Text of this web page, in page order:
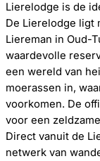
Lierelodge is de
De Lierelodge ligt
Liereman in Oud-
waardevolle
een wereld van
moerassen in,
voorkomen. De
voor een
Direct vanuit de
netwerk van